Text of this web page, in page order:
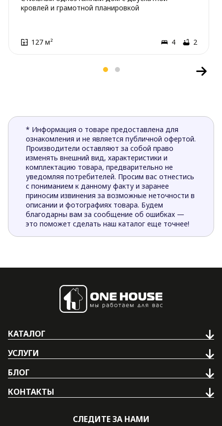
кровлей и грамотной планировкой
127 м² 4 2
* Информация о товаре предоставлена для
ознакомления и не является публичной офертой.
Производители оставляют за собой право
изменять внешний вид, характеристики и
комплектацию товара, предварительно не
уведомляя потребителей. Просим вас отнестись
с пониманием к данному факту и заранее
приносим извинения за возможные неточности в
описании и фотографиях товара. Будем
благодарны вам за сообщение об ошибках —
это поможет сделать наш каталог еще точнее!
КАТАЛОГ
УСЛУГИ
БЛОГ
КОНТАКТЫ
СЛЕДИТЕ ЗА НАМИ